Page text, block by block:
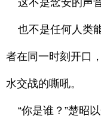
这不是念安的声音
也不是任何人类
者在同一时刻开口
水交战的嘶吼。
“你是谁？”楚昭以